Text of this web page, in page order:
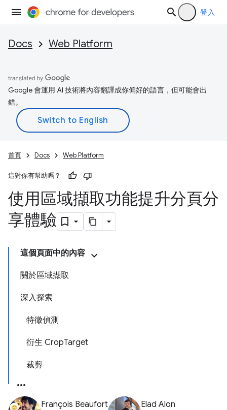
登入
Docs Web Platform
Google 會運用 AI 技術將內容翻譯成你偏好的語言，但可能會出
錯。
首頁 Docs Web Platform
這對你有幫助嗎？
使用區域擷取功能提升分頁分
享體驗
這個頁面中的內容
關於區域擷取
深入探索
特徵偵測
衍生 CropTarget
裁剪
François Beaufort Elad Alon